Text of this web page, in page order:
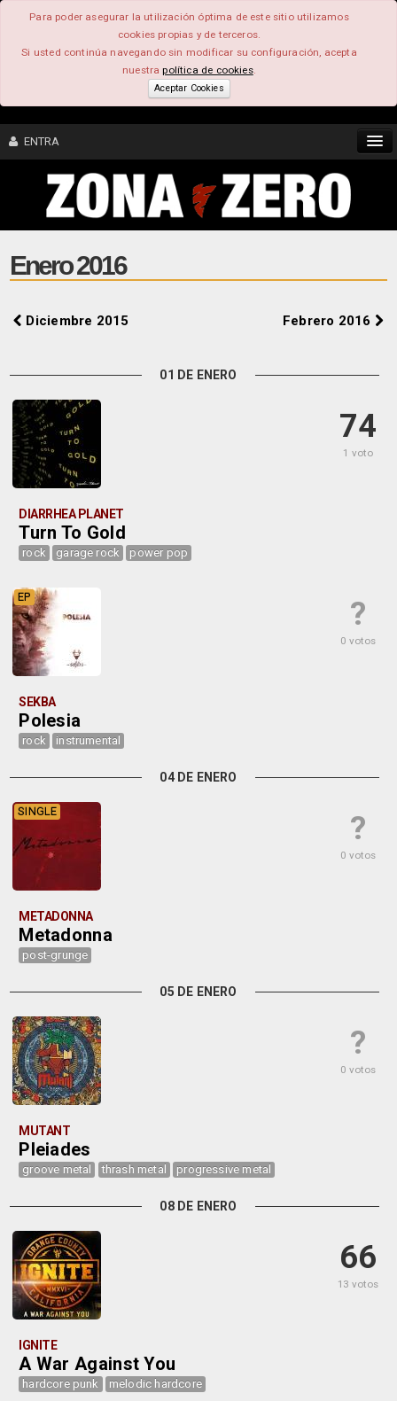
Para poder asegurar la utilización óptima de este sitio utilizamos
cookies propias y de terceros.
Si usted continúa navegando sin modificar su configuración, acepta
nuestrapolítica de cookies.
Aceptar Cookies
ENTRA
CONTENIDO
COMUNIDAD
FOROS
Enero 2016
Diciembre 2015 Febrero 2016
01 DE ENERO
74
1 voto
DIARRHEA PLANET
Turn To Gold
rock garage rock power pop
?
0 votos
EP
SEKBA
Polesia
rock instrumental
04 DE ENERO
?
0 votos
SINGLE
METADONNA
Metadonna
post-grunge
05 DE ENERO
?
0 votos
MUTANT
Pleiades
groove metal thrash metal progressive metal
08 DE ENERO
66
13 votos
IGNITE
A War Against You
hardcore punk melodic hardcore